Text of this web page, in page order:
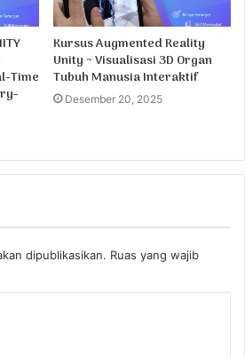
Time
Kursus Augmented Reality
Unity ~ Visualisasi 3D Organ
Tubuh Manusia Interaktif
Desember 20, 2025
dipublikasikan. Ruas yang wajib